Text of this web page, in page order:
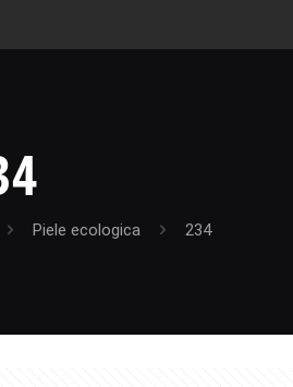
Piele ecologica 234